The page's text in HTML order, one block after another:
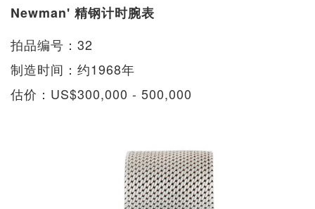
Newman' 精钢计时腕表
拍品编号：32
制造时间：约1968年
估价：US$300,000 - 500,000